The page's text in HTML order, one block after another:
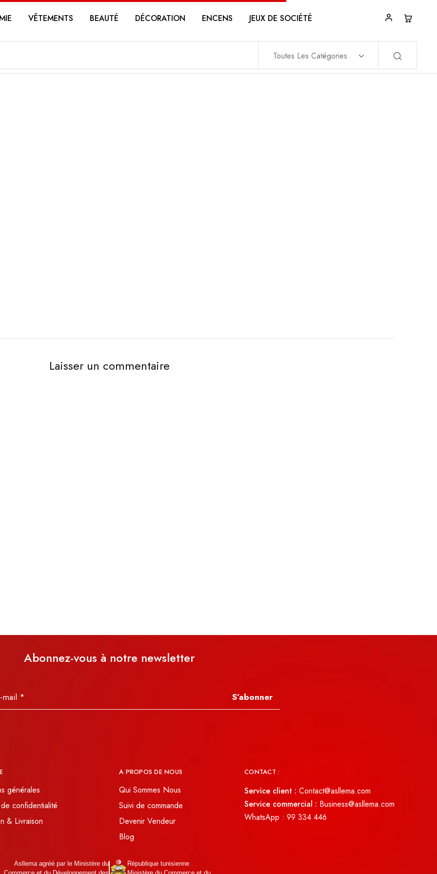
VÊTEMENTS BEAUTÉ DÉCORATION ENCENS JEUX DE SOCIÉTÉ
Toutes Les Catégories
Laisser un commentaire
Abonnez-vous à notre newsletter
S’abonner
générales
confidentialité
& Livraison
A PROPOS DE NOUS
Qui Sommes Nous
Suivi de commande
Devenir Vendeur
Blog
CONTACT :
Service client : Contact@asllema.com
Service commercial : Business@asllema.com
WhatsApp : 99 334 446
Asllema agréé par le Ministère du
République tunisienne